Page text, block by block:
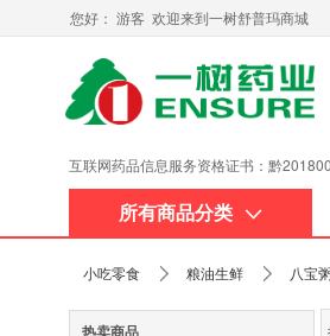
您好： 游客 欢迎来到一树舒普玛商城
互联网药品信息服务资格证书：黔
所有商品分类
小吃零食 粮油生鲜 八宝
热卖商品